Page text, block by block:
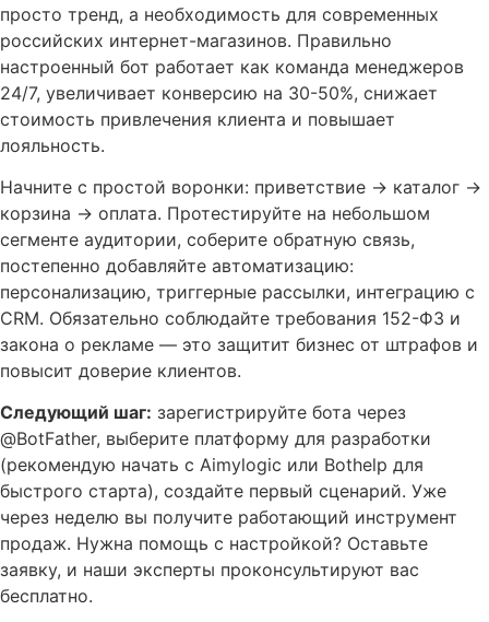
просто тренд, а необходимость для современных
российских интернет-магазинов. Правильно
настроенный бот работает как команда менеджеров
24/7, увеличивает конверсию на 30-50%, снижает
стоимость привлечения клиента и повышает
лояльность.
Начните с простой воронки: приветствие → каталог →
корзина → оплата. Протестируйте на небольшом
сегменте аудитории, соберите обратную связь,
постепенно добавляйте автоматизацию:
персонализацию, триггерные рассылки, интеграцию с
CRM. Обязательно соблюдайте требования 152-ФЗ и
закона о рекламе — это защитит бизнес от штрафов и
повысит доверие клиентов.
Следующий шаг: зарегистрируйте бота через
@BotFather, выберите платформу для разработки
(рекомендую начать с Aimylogic или Bothelp для
быстрого старта), создайте первый сценарий. Уже
через неделю вы получите работающий инструмент
продаж. Нужна помощь с настройкой? Оставьте
заявку, и наши эксперты проконсультируют вас
бесплатно.